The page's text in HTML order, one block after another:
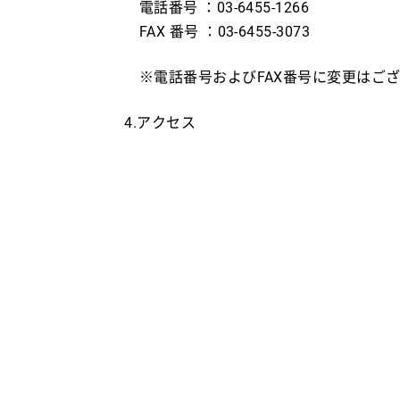
電話番号 ：03-6455-1266
FAX 番号 ：03-6455-3073
※電話番号およびFAX番号に変更はご
4.アクセス